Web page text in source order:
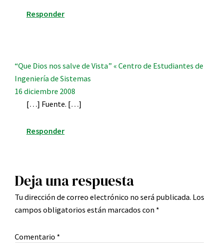
Responder
“Que Dios nos salve de Vista” « Centro de Estudiantes de
Ingeniería de Sistemas
16 diciembre 2008
[…] Fuente. […]
Responder
Deja una respuesta
Tu dirección de correo electrónico no será publicada. Los
campos obligatorios están marcados con *
Comentario *